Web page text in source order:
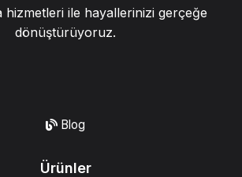
hizmetleri ile hayallerinizi gerçeğe
dönüştürüyoruz.
Blog
Ürünler